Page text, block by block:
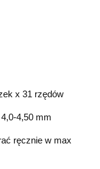
x 31 rzędów
4,0-4,50 mm
ręcznie w max